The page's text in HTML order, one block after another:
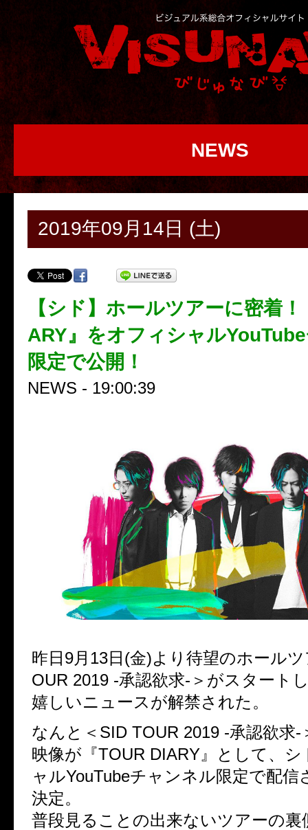
NEWS
2019年09月14日 (土)
【シド】ホールツアーに密着
ARY』をオフィシャル
限定で公開！
NEWS - 19:00:39
昨日9月13日(金)より待望のホール
OUR 2019 -承認欲求-＞がスタート
嬉しいニュースが解禁された。
なんと＜SID TOUR 2019 -承認欲求-
映像が『TOUR DIARY』として、
ャルYouTubeチャンネル限定で配信
決定。
普段見ることの出来ないツアーの裏